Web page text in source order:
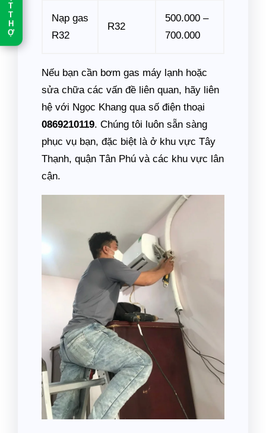
T
T
H
Ợ
Nạp gas
R32
R32
500.000 –
700.000
Nếu bạn cần bơm gas máy lạnh hoặc
sửa chữa các vấn đề liên quan, hãy liên
hệ với Ngọc Khang qua số điện thoại
0869210119. Chúng tôi luôn sẵn sàng
phục vụ bạn, đặc biệt là ở khu vực Tây
Thạnh, quận Tân Phú và các khu vực lân
cận.